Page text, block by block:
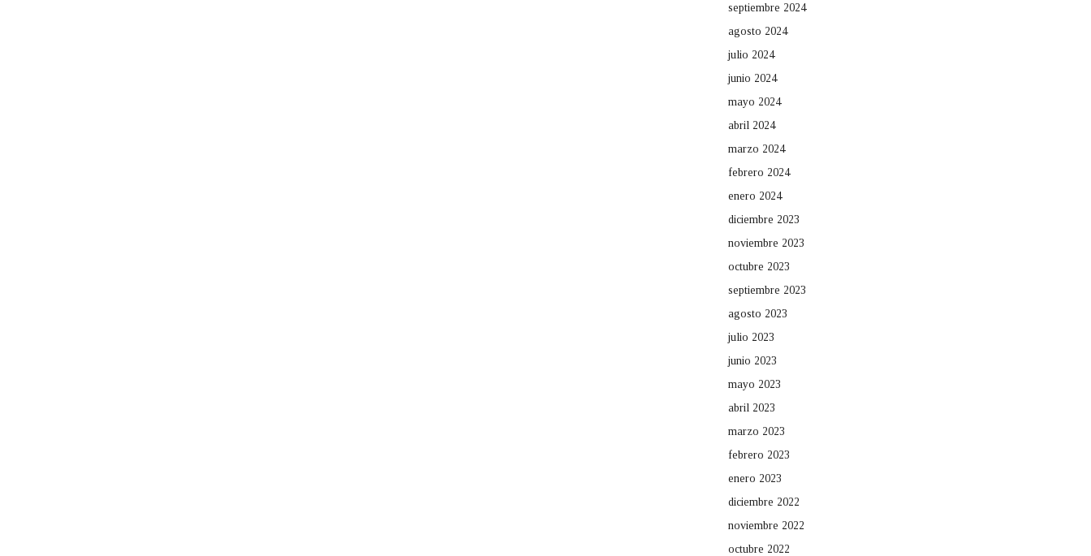
septiembre 2024
agosto 2024
julio 2024
junio 2024
mayo 2024
abril 2024
marzo 2024
febrero 2024
enero 2024
diciembre 2023
noviembre 2023
octubre 2023
septiembre 2023
agosto 2023
julio 2023
junio 2023
mayo 2023
abril 2023
marzo 2023
febrero 2023
enero 2023
diciembre 2022
noviembre 2022
octubre 2022